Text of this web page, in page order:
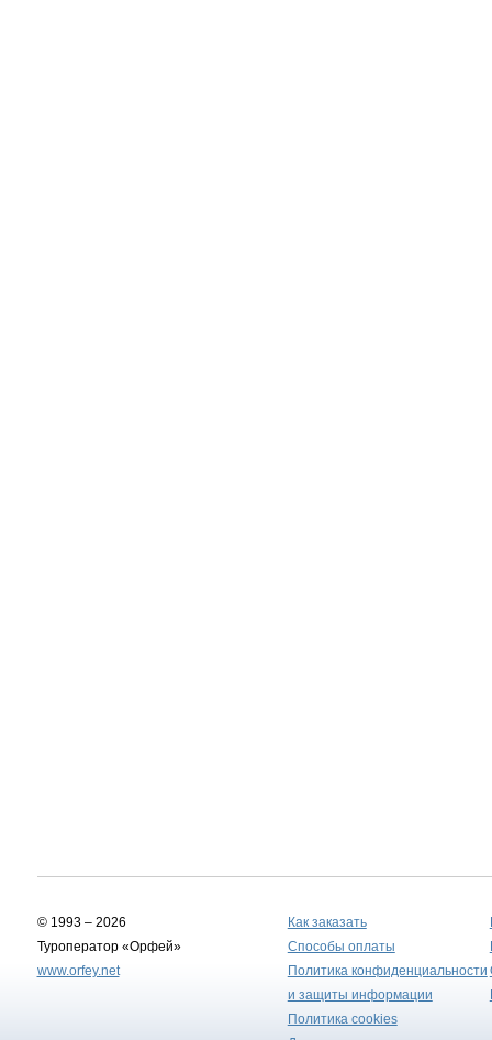
© 1993 – 2026
Туроператор «Орфей»
www.orfey.net
Как заказать
Способы оплаты
Политика конфиденциальности
и защиты информации
Политика cookies